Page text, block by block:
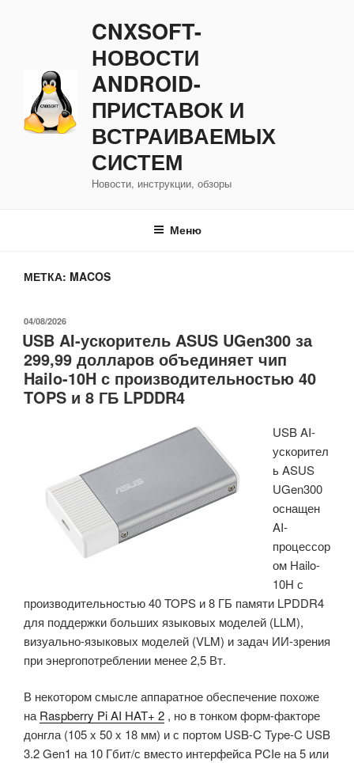
CNXSOFT-
НОВОСТИ
ANDROID-
ПРИСТАВОК И
ВСТРАИВАЕМЫХ
СИСТЕМ
Новости, инструкции, обзоры
Меню
МЕТКА: MACOS
ОПУБЛИКОВАНО
04/08/2026
USB AI-ускоритель ASUS UGen300 за
299,99 долларов объединяет чип
Hailo-10H с производительностью 40
TOPS и 8 ГБ LPDDR4
USB AI-
ускорител
ь ASUS
UGen300
оснащен
AI-
процессор
ом Hailo-
10H с
производительностью 40 TOPS и 8 ГБ памяти LPDDR4
для поддержки больших языковых моделей (LLM),
визуально-языковых моделей (VLM) и задач ИИ-зрения
при энергопотреблении менее 2,5 Вт.
В некотором смысле аппаратное обеспечение похоже
наRaspberry Pi AI HAT+ 2 , но в тонком форм-факторе
донгла (105 x 50 x 18 мм) и с портом USB-C Type-C USB
3.2 Gen1 на 10 Гбит/с вместо интерфейса PCIe на 5 или